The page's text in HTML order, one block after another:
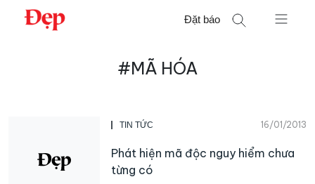
Chuyển
Đặt báo
#MÃ HÓA
TIN TỨC 16/01/2013
Phát hiện mã độc nguy hiểm chưa
từng có